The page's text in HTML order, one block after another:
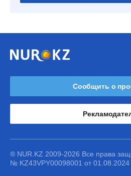
Сообщить о
® NUR.KZ 2009-2026 Все права
№ KZ43VPY00098001 от 01.08.2024